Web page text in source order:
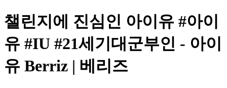
챌린지에 진심인 아이유 #아이
유 #IU #21세기대군부인 - 아이
유 Berriz | 베리즈